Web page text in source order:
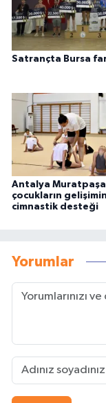
Satrançta Bursa
Antalya
çocukların
cimnastik desteği
Yorumlar